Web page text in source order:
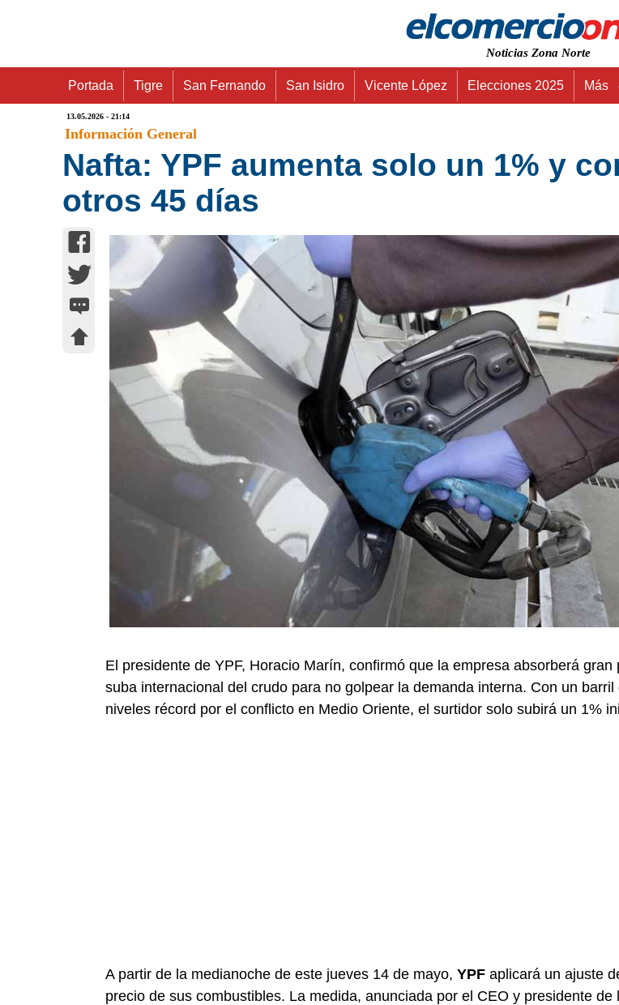
Noticias Zona Norte
Portada Tigre San Fernando San Isidro Vicente López Elecciones 2025 Más
13.05.2026 - 21:14
Información General
Nafta: YPF aumenta solo un 1% y
otros 45 días
El presidente de YPF, Horacio Marín, confirmó que la empresa absorberá gran
suba internacional del crudo para no golpear la demanda interna. Con un barril
niveles récord por el conflicto en Medio Oriente, el surtidor solo subirá un 1%
A partir de la medianoche de este jueves 14 de mayo, YPF aplicará un ajuste
precio de sus combustibles. La medida, anunciada por el CEO y presidente de